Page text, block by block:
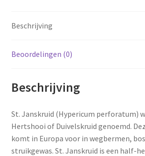
Beschrijving
Beoordelingen (0)
Beschrijving
St. Janskruid (Hypericum perforatum)
Hertshooi of Duivelskruid genoemd.
komt in Europa voor in wegbermen,
struikgewas. St. Janskruid is een half-